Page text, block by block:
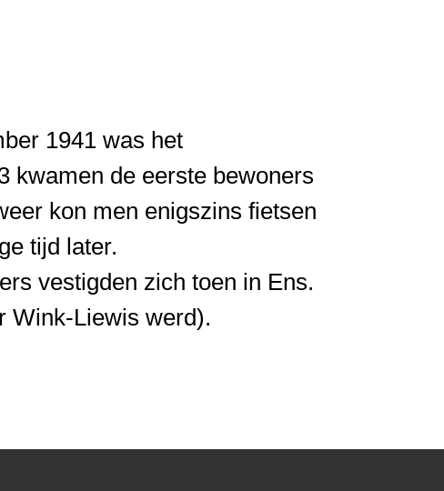
1941 was het
kwamen de eerste bewoners
kon men enigszins fietsen
tijd later.
vestigden zich toen in Ens.
Wink-Liewis werd).